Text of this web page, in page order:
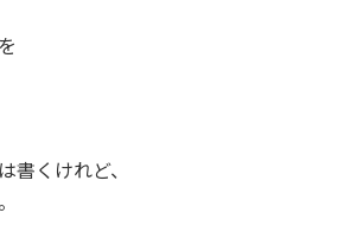
くけれど、